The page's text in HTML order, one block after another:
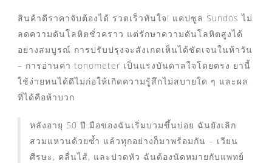
สินค้าดีราคาจับต้องได้ รวดเร็วทันใจ! แคปซูล Sundos ไม่
ลดความดันโลหิตชั่วคราว แต่รักษาความดันโลหิตสูงได้
อย่างสมบูรณ์ การปรับปรุงจะสังเกตเห็นได้ชัดเจนในห้าวัน
– การอ่านค่า tonometer เป็นแรงบันดาลใจโดยตรง ยานี้
ใช้ง่ายทนได้ดีไม่ก่อให้เกิดความรู้สึกไม่สบายใด ๆ และผล
ที่ได้คือห้าบวก
หลังอายุ 50 ปี มือของฉันเริ่มบวมขึ้นบ่อย ฉันยังเลิก
สวมแหวนด้วยซ้ำ แล้วทุกอย่างก็มาพร้อมกัน – เวียน
ศีรษะ, คลื่นไส้, และปวดหัว ฉันต้องนัดหมายกับแพทย์